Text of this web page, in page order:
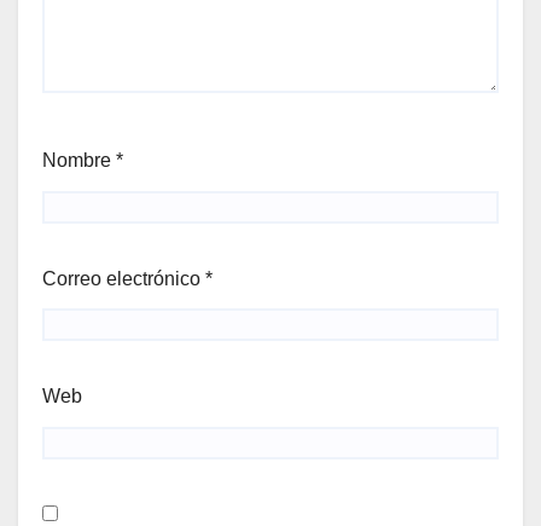
Nombre *
Correo electrónico *
Web